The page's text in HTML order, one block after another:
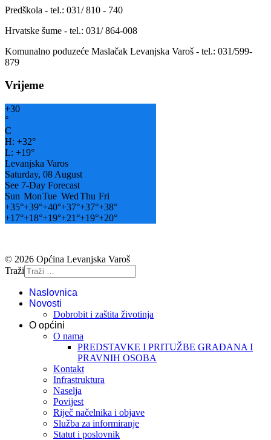
Predškola - tel.: 031/ 810 - 740
Hrvatske šume - tel.: 031/ 864-008
Komunalno poduzeće Maslačak Levanjska Varoš - tel.: 031/599-
879
Vrijeme
+30
°
C
H: +32°
L: +19°
Levanjska Varos
Saturday, 08 August
See 7-Day Forecast
Sun MonTue WedThu Fri
+35°+39°+40°+37°+37°+38°
+17°+18°+19°+21°+19°+20°
© 2026 Općina Levanjska Varoš
Traži
Naslovnica
Novosti
Dobrobit i zaštita životinja
O općini
O nama
PREDSTAVKE I PRITUŽBE GRAĐANA I
PRAVNIH OSOBA
Kontakt
Infrastruktura
Naselja
Povijest
Riječ načelnika i objave
Služba za informiranje
Statut i poslovnik